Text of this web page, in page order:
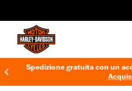
Spedizione gratuita con un